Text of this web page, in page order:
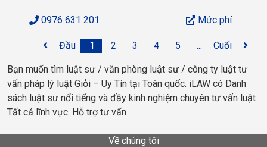
0976 631 201 Mức phí
Đầu 1 2 3 4 5 ... Cuối
Bạn muốn tìm luật sư / văn phòng luật sư / công ty luật tư
vấn pháp lý luật Giỏi – Uy Tín tại Toàn quốc. iLAW có Danh
sách luật sư nổi tiếng và đầy kinh nghiệm chuyên tư vấn luật
Tất cả lĩnh vực. Hỗ trợ tư vấn
Về chúng tôi